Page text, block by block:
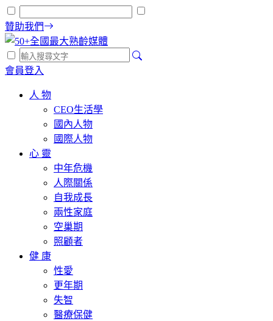
贊助我們
會員登入
人 物
CEO生活學
國內人物
國際人物
心 靈
中年危機
人際關係
自我成長
兩性家庭
空巢期
照顧者
健 康
性愛
更年期
失智
醫療保健